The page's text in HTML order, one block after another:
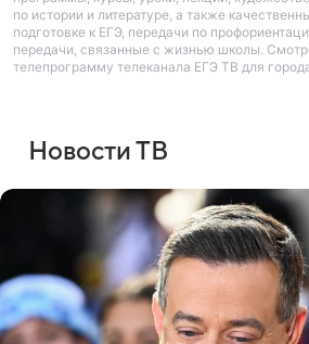
по истории и литературе, а также
подготовке к ЕГЭ, передачи по
передачи, связанные с жизнью школы.
телепрограмму телеканала ЕГЭ ТВ для
Новости ТВ